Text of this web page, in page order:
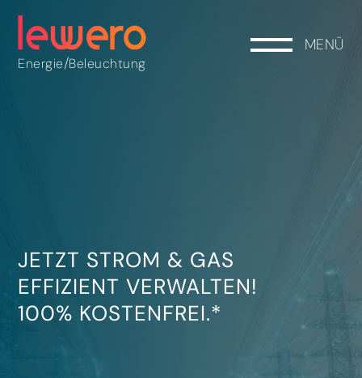
Energie/Beleuchtung
MENÜ
JETZT STROM & GAS
EFFIZIENT VERWALTEN!
100% KOSTENFREI.*